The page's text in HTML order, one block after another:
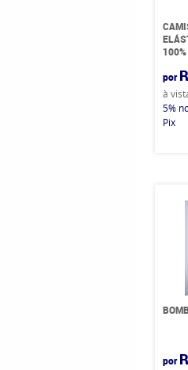
por
à
5%
Pix
por